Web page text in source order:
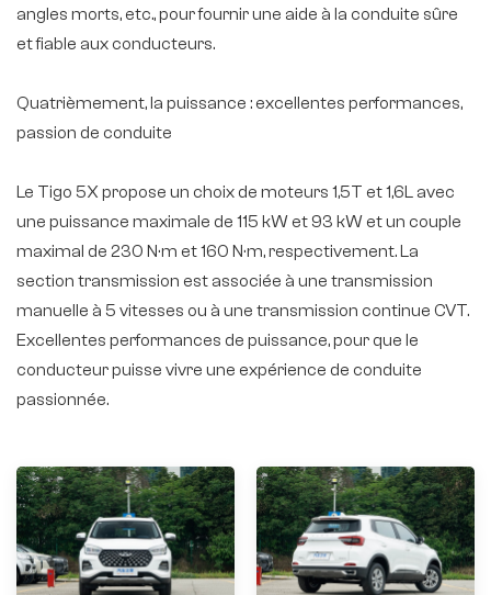
angles morts, etc., pour fournir une aide à la conduite sûre
et fiable aux conducteurs.
Quatrièmement, la puissance : excellentes performances,
passion de conduite
Le Tigo 5X propose un choix de moteurs 1,5T et 1,6L avec
une puissance maximale de 115 kW et 93 kW et un couple
maximal de 230 N·m et 160 N·m, respectivement. La
section transmission est associée à une transmission
manuelle à 5 vitesses ou à une transmission continue CVT.
Excellentes performances de puissance, pour que le
conducteur puisse vivre une expérience de conduite
passionnée.